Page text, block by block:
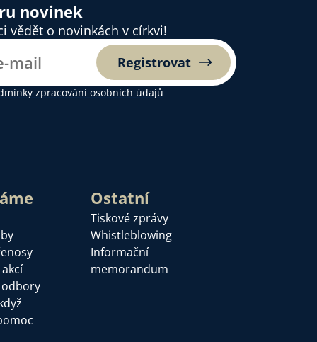
novinek
vědět o novinkách v církvi!
Registrovat
zpracování osobních údajů
Ostatní
Tiskové zprávy
Whistleblowing
Informační
memorandum